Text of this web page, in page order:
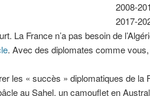
2008-
2017-
La France n’a pas besoin de
. Avec des diplomates comme
les « succès » diplomatiques de la
au Sahel, un camouflet en